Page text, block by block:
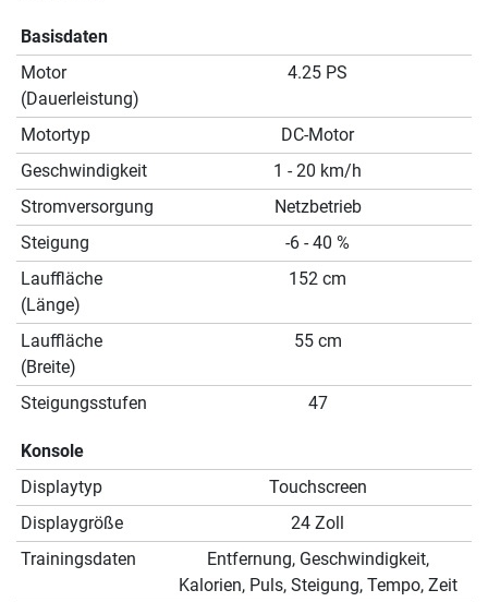
Basisdaten
Motor
(Dauerleistung)
4.25 PS
Motortyp
DC-Motor
Geschwindigkeit
1 - 20 km/h
Stromversorgung
Netzbetrieb
Steigung
-6 - 40 %
Lauffläche
(Länge)
152 cm
Lauffläche
(Breite)
55 cm
Steigungsstufen 47
Konsole
Displaytyp
Touchscreen
Displaygröße
24 Zoll
Trainingsdaten
Entfernung, Geschwindigkeit,
Kalorien, Puls, Steigung, Tempo, Zeit